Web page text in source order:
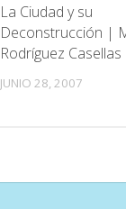
La Ciudad y su
Deconstrucción |
Rodríguez Casellas
JUNIO 28, 2007